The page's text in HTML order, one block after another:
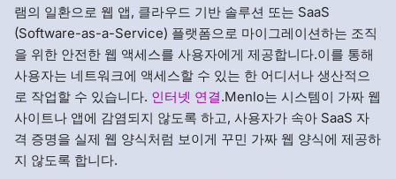
램의 일환으로 웹 앱, 클라우드 기반 솔루션 또는 SaaS
(Software-as-a-Service) 플랫폼으로 마이그레이션하는 조직
을 위한 안전한 웹 액세스를 사용자에게 제공합니다.이를 통해
사용자는 네트워크에 액세스할 수 있는 한 어디서나 생산적으
로 작업할 수 있습니다. 인터넷 연결.Menlo는 시스템이 가짜 웹
사이트나 앱에 감염되지 않도록 하고, 사용자가 속아 SaaS 자
격 증명을 실제 웹 양식처럼 보이게 꾸민 가짜 웹 양식에 제공하
지 않도록 합니다.